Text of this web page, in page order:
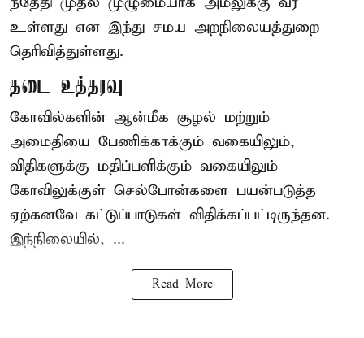
உள்ளது என இந்து சமய அறநிலையத்துறை
தெரிவித்துள்ளது.
தடை உத்தரவு
கோவில்களின் ஆன்மீக சூழல் மற்றும்
அமைதியை பேணிக்காக்கும் வகையிலும்,
விதிகளுக்கு மதிப்பளிக்கும் வகையிலும்
கோவிலுக்குள் செல்போன்களை பயன்படுத்த
ஏற்கனவே கட்டுப்பாடுகள் விதிக்கப்பட்டிருந்தன.
இந்நிலையில், ...
Read More